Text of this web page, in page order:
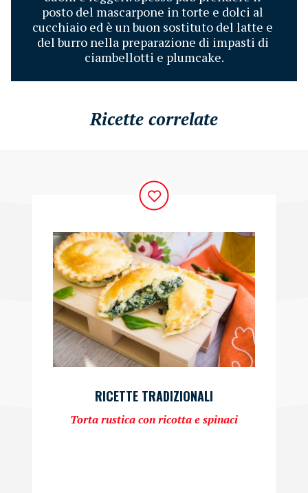
posto del mascarpone in torte e dolci al
cucchiaio ed è un buon sostituto del latte e
del burro nella preparazione di impasti di
ciambellotti e plumcake.
Ricette correlate
RICETTE TRADIZIONALI
Torta rustica con ricotta e spinaci